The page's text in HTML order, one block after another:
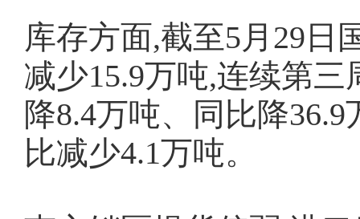
库存方面,截至5月29日
减少15.9万吨,连续第
降8.4万吨、同比降
比减少4.1万吨。